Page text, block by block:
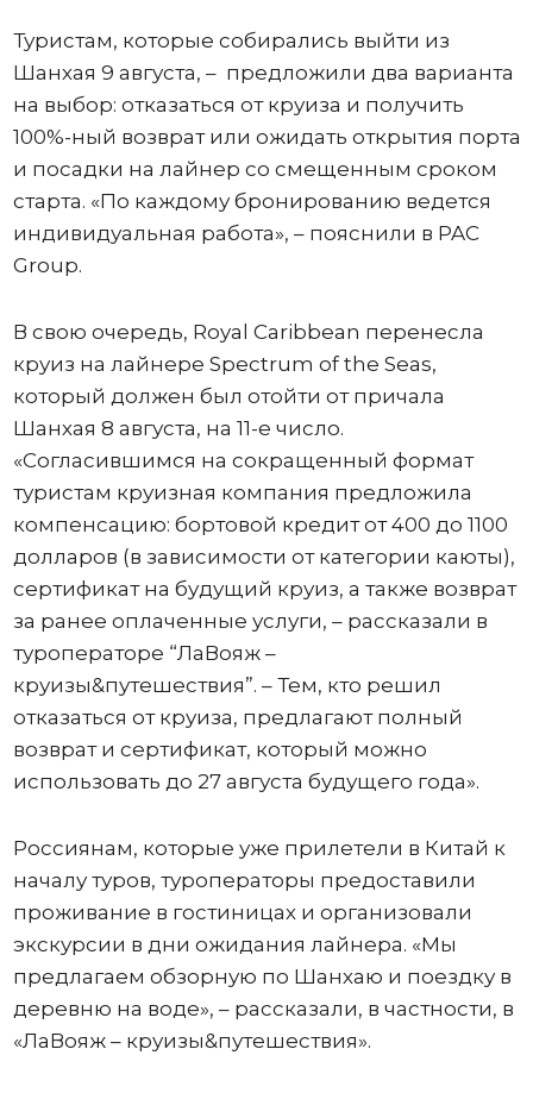
Туристам, которые собирались выйти из
Шанхая 9 августа, – предложили два варианта
на выбор: отказаться от круиза и получить
100%-ный возврат или ожидать открытия порта
и посадки на лайнер со смещенным сроком
старта. «По каждому бронированию ведется
индивидуальная работа», – пояснили в PAC
Group.
В свою очередь, Royal Caribbean перенесла
круиз на лайнере Spectrum of the Seas,
который должен был отойти от причала
Шанхая 8 августа, на 11-е число.
«Согласившимся на сокращенный формат
туристам круизная компания предложила
компенсацию: бортовой кредит от 400 до 1100
долларов (в зависимости от категории каюты),
сертификат на будущий круиз, а также возврат
за ранее оплаченные услуги, – рассказали в
туроператоре “ЛаВояж –
круизы&путешествия”. – Тем, кто решил
отказаться от круиза, предлагают полный
возврат и сертификат, который можно
использовать до 27 августа будущего года».
Россиянам, которые уже прилетели в Китай к
началу туров, туроператоры предоставили
проживание в гостиницах и организовали
экскурсии в дни ожидания лайнера. «Мы
предлагаем обзорную по Шанхаю и поездку в
деревню на воде», – рассказали, в частности, в
«ЛаВояж – круизы&путешествия».